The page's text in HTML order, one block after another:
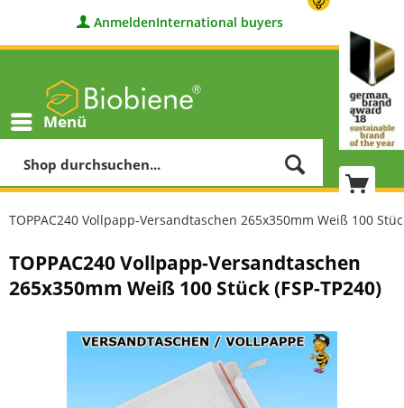
AnmeldenInternational buyers
Menü
TOPPAC240 Vollpapp-Versandtaschen 265x350mm Weiß 100
TOPPAC240 Vollpapp-Versandtaschen
265x350mm Weiß 100 Stück (FSP-TP240)